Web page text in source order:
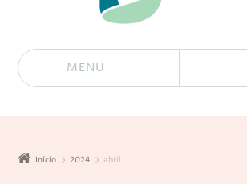
MENU
Início 2024 abril